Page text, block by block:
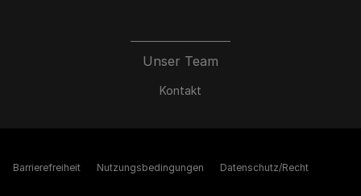
Unser Team
Kontakt
Barrierefreiheit Nutzungsbedingungen Datenschutz/Recht